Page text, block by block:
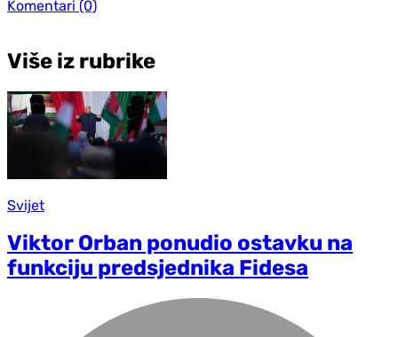
Komentari (0)
Više iz rubrike
Svijet
Viktor Orban ponudio ostavku na
funkciju predsjednika Fidesa